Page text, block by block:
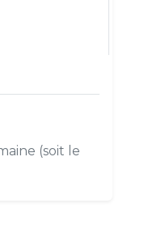
(soit le